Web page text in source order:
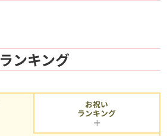
ランキング
お祝い
ランキング